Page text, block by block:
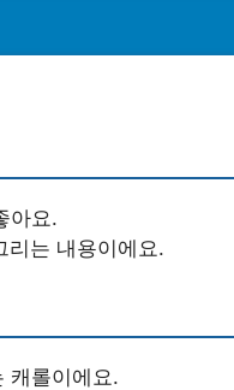
아요.
리는 내용이에요.
캐롤이에요.